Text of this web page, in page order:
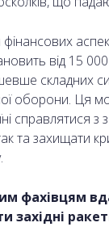
від 15
складних
оборони. Ця
справлятися з
та захищати
фахівцям
західні